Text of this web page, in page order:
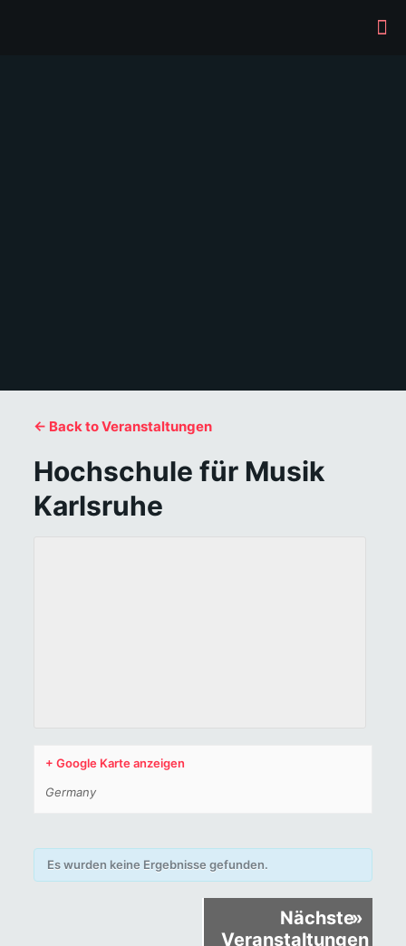
← Back to Veranstaltungen
Hochschule für Musik
Karlsruhe
+ Google Karte anzeigen
Germany
Es wurden keine Ergebnisse gefunden.
Nächste
Veranstaltungen
»